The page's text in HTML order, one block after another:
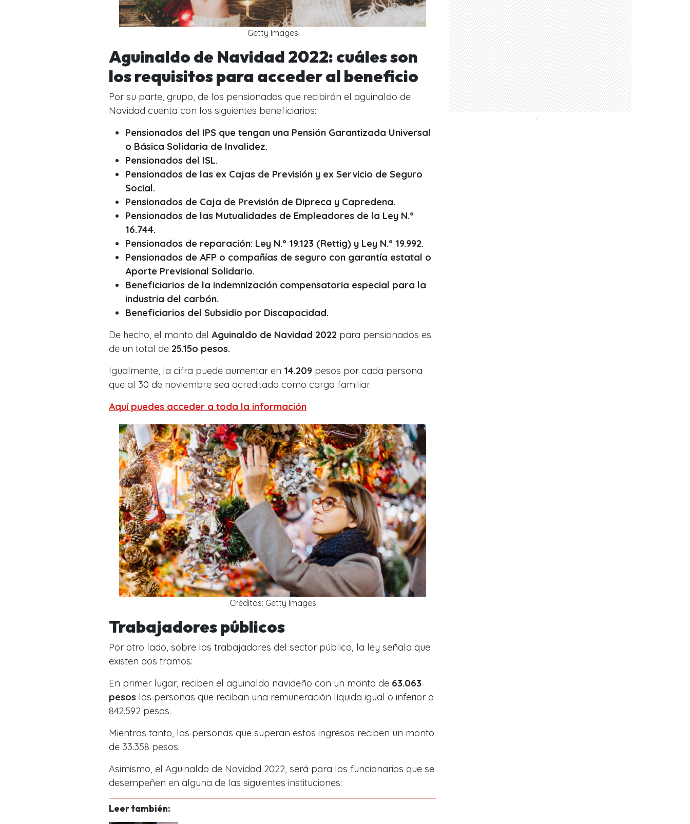
Getty Images
Aguinaldo de Navidad 2022: cuáles son
los requisitos para acceder al beneficio
Por su parte, grupo, de los pensionados que recibirán el aguinaldo de
Navidad cuenta con los siguientes beneficiarios:
Pensionados del IPS que tengan una Pensión Garantizada Universal
o Básica Solidaria de Invalidez.
Pensionados del ISL.
Pensionados de las ex Cajas de Previsión y ex Servicio de Seguro
Social.
Pensionados de Caja de Previsión de Dipreca y Capredena.
Pensionados de las Mutualidades de Empleadores de la Ley N.º
16.744.
Pensionados de reparación: Ley N.º 19.123 (Rettig) y Ley N.º 19.992.
Pensionados de AFP o compañías de seguro con garantía estatal o
Aporte Previsional Solidario.
Beneficiarios de la indemnización compensatoria especial para la
industria del carbón.
Beneficiarios del Subsidio por Discapacidad.
De hecho, el monto del Aguinaldo de Navidad 2022 para pensionados es
de un total de 25.15o pesos.
Igualmente, la cifra puede aumentar en 14.209 pesos por cada persona
que al 30 de noviembre sea acreditado como carga familiar.
Aquí puedes acceder a toda la información
Créditos: Getty Images
Trabajadores públicos
Por otro lado, sobre los trabajadores del sector público, la ley señala que
existen dos tramos:
En primer lugar, reciben el aguinaldo navideño con un monto de 63.063
pesos las personas que reciban una remuneración líquida igual o inferior a
842.592 pesos.
Mientras tanto, las personas que superan estos ingresos reciben un monto
de 33.358 pesos.
Asimismo, el Aguinaldo de Navidad 2022, será para los funcionarios que se
desempeñen en alguna de las siguientes instituciones:
Leer también: